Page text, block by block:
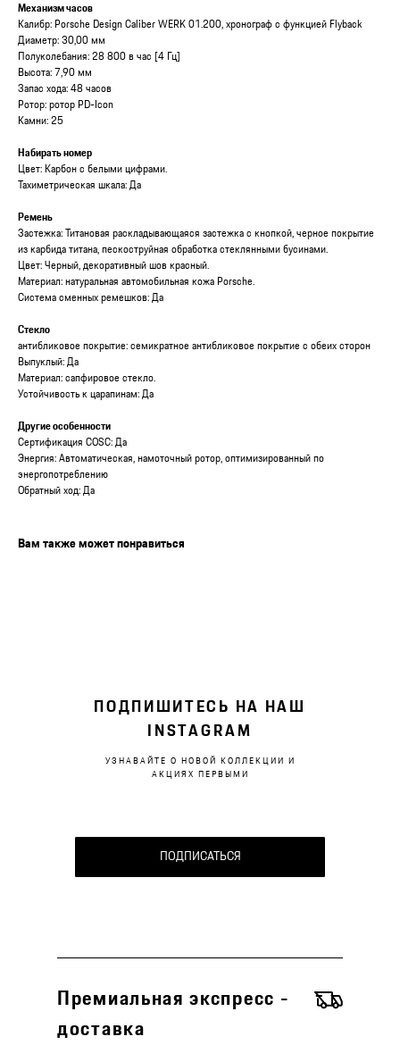
Механизм часов
Калибр: Porsche Design Caliber WERK 01.200, хронограф с функцией Flyback
Диаметр: 30,00 мм
Полуколебания: 28 800 в час [4 Гц]
Высота: 7,90 мм
Запас хода: 48 часов
Ротор: ротор PD-Icon
Камни: 25
Набирать номер
Цвет: Карбон с белыми цифрами.
Тахиметрическая шкала: Да
Ремень
Застежка: Титановая раскладывающаяся застежка с кнопкой, черное покрытие
из карбида титана, пескоструйная обработка стеклянными бусинами.
Цвет: Черный, декоративный шов красный.
Материал: натуральная автомобильная кожа Porsche.
Система сменных ремешков: Да
Стекло
антибликовое покрытие: семикратное антибликовое покрытие с обеих сторон
Выпуклый: Да
Материал: сапфировое стекло.
Устойчивость к царапинам: Да
Другие особенности
Сертификация COSC: Да
Энергия: Автоматическая, намоточный ротор, оптимизированный по
энергопотреблению
Обратный ход: Да
Вам также может понравиться
ПОДПИШИТЕСЬ НА НАШ
INSTAGRAM
УЗНАВАЙТЕ О НОВОЙ КОЛЛЕКЦИИ И
АКЦИЯХ ПЕРВЫМИ
ПОДПИСАТЬСЯ
Премиальная экспресс -
доставка